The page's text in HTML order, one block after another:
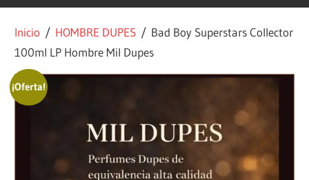
Inicio / HOMBRE DUPES / Bad Boy Superstars Collector
100ml LP Hombre Mil Dupes
¡Oferta!